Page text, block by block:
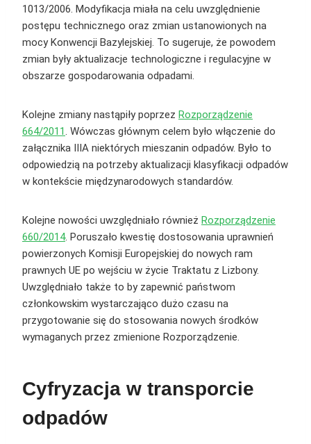
1013/2006. Modyfikacja miała na celu uwzględnienie
postępu technicznego oraz zmian ustanowionych na
mocy Konwencji Bazylejskiej. To sugeruje, że powodem
zmian były aktualizacje technologiczne i regulacyjne w
obszarze gospodarowania odpadami​​.
Kolejne zmiany nastąpiły poprzez Rozporządzenie
664/2011. Wówczas głównym celem było włączenie do
załącznika IIIA niektórych mieszanin odpadów. Było to
odpowiedzią na potrzeby aktualizacji klasyfikacji odpadów
w kontekście międzynarodowych standardów​​.
Kolejne nowości uwzględniało również Rozporządzenie
660/2014. Poruszało kwestię dostosowania uprawnień
powierzonych Komisji Europejskiej do nowych ram
prawnych UE po wejściu w życie Traktatu z Lizbony.
Uwzględniało także to by zapewnić państwom
członkowskim wystarczająco dużo czasu na
przygotowanie się do stosowania nowych środków
wymaganych przez zmienione Rozporządzenie​​.
Cyfryzacja w transporcie
odpadów